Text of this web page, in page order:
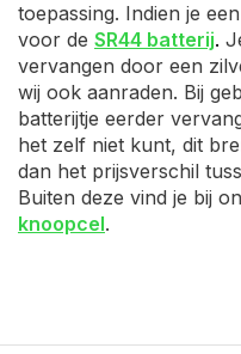
toepassing. Indien je
voor de SR44 batterij.
vervangen door een
wij ook aanraden. Bij
batterijtje eerder
het zelf niet kunt, dit
dan het prijsverschil
Buiten deze vind je bij
knoopcel.